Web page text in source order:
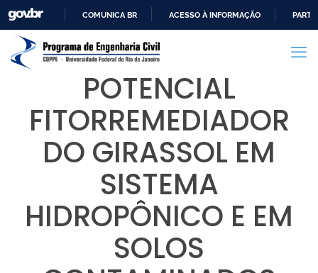
PARA
CONTEÚDO
COMUNICA BR ACESSO À INFORMAÇÃO
POTENCIAL
FITORREMEDIADOR
DO GIRASSOL EM
SISTEMA
HIDROPÔNICO E EM
SOLOS